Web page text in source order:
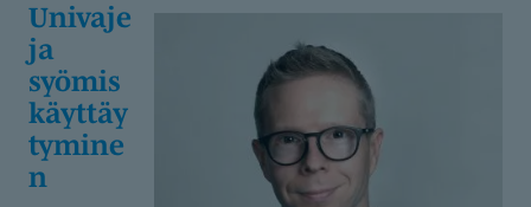
Univaje
ja
syömis
käyt­täy­
tymine
n